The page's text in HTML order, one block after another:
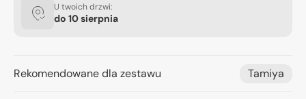
U twoich drzwi:
do 10 sierpnia
Rekomendowane dla zestawu Tamiya